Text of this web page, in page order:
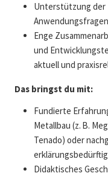
Unterstützung der
Anwendungsfragen
Enge
und
aktuell und
Das bringst du mit:
Fundierte
Metallbau (z. B.
Tenado) oder
Didaktisches